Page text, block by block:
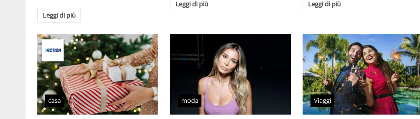
Leggi di più
Leggi di più Leggi di più
casa moda Viaggi